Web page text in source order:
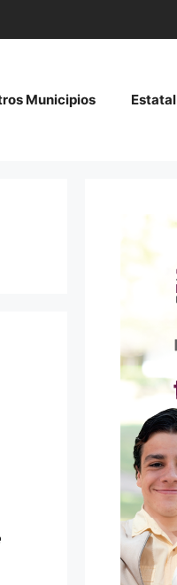
Municipios Estatal